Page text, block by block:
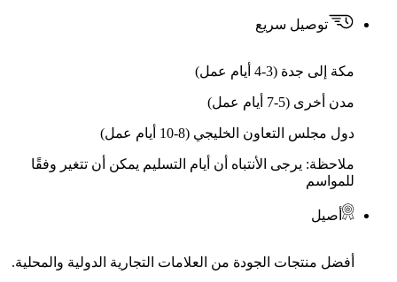
توصيل سريع
مكة إلى جدة (3-4 أيام عمل)
مدن أخرى (5-7 أيام عمل)
دول مجلس التعاون الخليجي (8-10 أيام عمل)
ملاحظة: يرجى الأنتباه أن أيام التسليم يمكن أن تتغير وفقًا
للمواسم
أصيل
أفضل منتجات الجودة من العلامات التجارية الدولية والمحلية.